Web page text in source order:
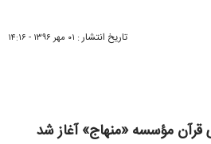
تاریخ انتشار : ۰۱ مهر ۱۳۹۶ - ۱۴:۱۶
مؤسسه «منهاج» آغاز شد